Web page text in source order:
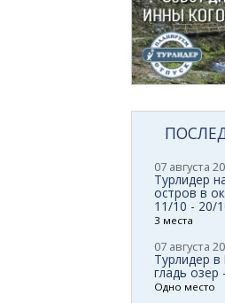
07 августа
Турлидер
остров в
11/10 - 20/
3 места
07 августа
Турлидер
гладь озер
Одно место